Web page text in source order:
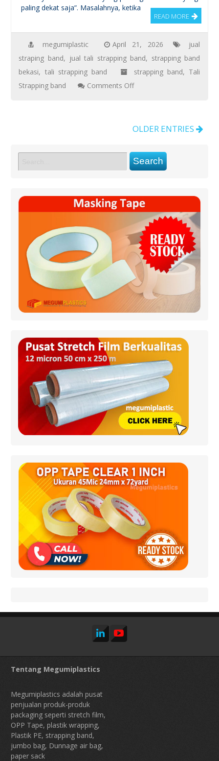
paling dekat saja”. Masalahnya, ketika
READ MORE
megumiplastic April 21, 2026
jual
straping band, jual tali strapping band, strapping band
bekasi, tali strapping band strapping band, Tali
Strapping band
Comments Offon
Strapping
Terdekat
&
OLDER ENTRIES
Tentang Megumiplastics
Megumiplastics adalah pusat
penjualan produk-produk
packaging seperti stretch film,
OPP Tape, plastik wrapping,
Plastik PE, strapping band,
jumbo bag, Dunnage air bag,
paper sack